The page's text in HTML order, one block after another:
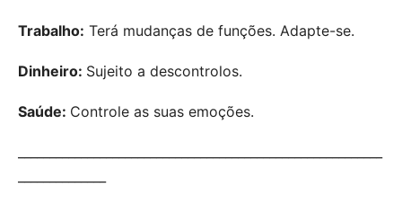
Trabalho: Terá mudanças de funções. Adapte-se.
Dinheiro: Sujeito a descontrolos.
Saúde: Controle as suas emoções.